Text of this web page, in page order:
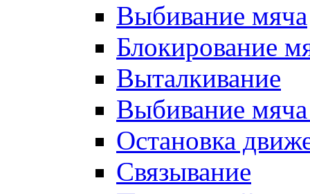
Выбивание мяча
Блокирование
Выталкивание
Выбивание
Остановка
Связывание